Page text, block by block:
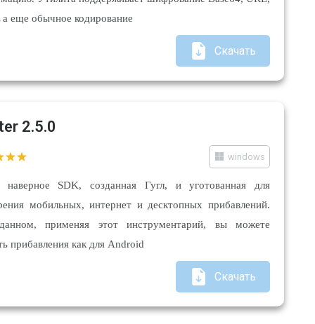
еще обычное кодирование
Скачать
2.5.0
windows
наверное SDK, созданная Гугл, и уготованная для
мобильных, интернет и десктопных прибавлений.
применяя этот инструментарий, вы можете
прибавления как для Android
Скачать